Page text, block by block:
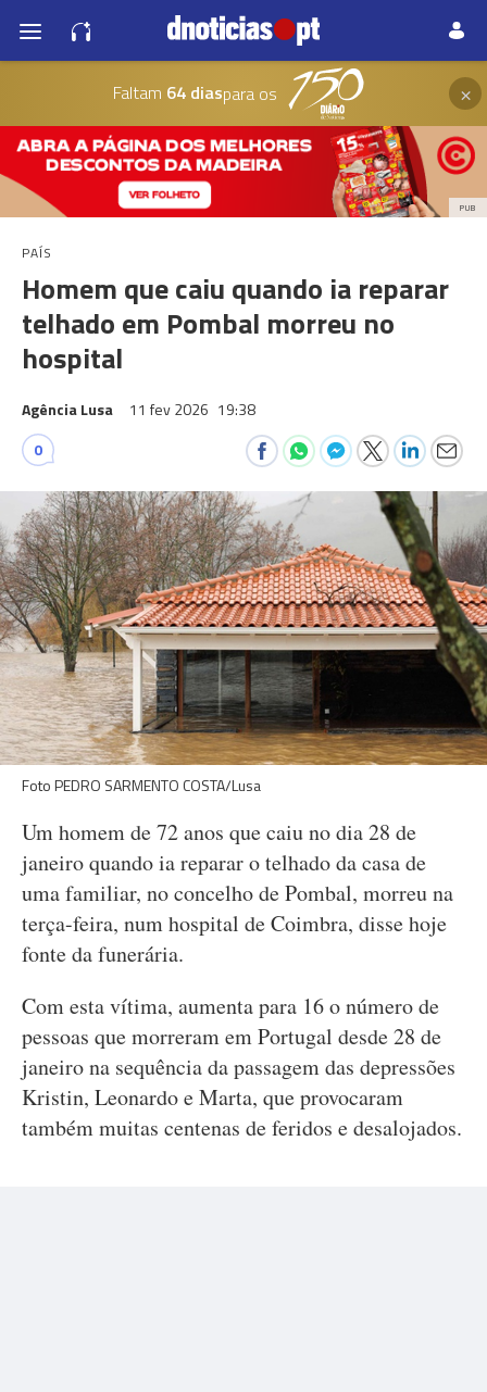
Faltam 64 diaspara os ×
PUB
PAÍS
Homem que caiu quando ia reparar
telhado em Pombal morreu no
hospital
Agência Lusa 11 fev 2026 19:38
0
Foto PEDRO SARMENTO COSTA/Lusa
Um homem de 72 anos que caiu no dia 28 de
janeiro quando ia reparar o telhado da casa de
uma familiar, no concelho de Pombal, morreu na
terça-feira, num hospital de Coimbra, disse hoje
fonte da funerária.
Com esta vítima, aumenta para 16 o número de
pessoas que morreram em Portugal desde 28 de
janeiro na sequência da passagem das depressões
Kristin, Leonardo e Marta, que provocaram
também muitas centenas de feridos e desalojados.